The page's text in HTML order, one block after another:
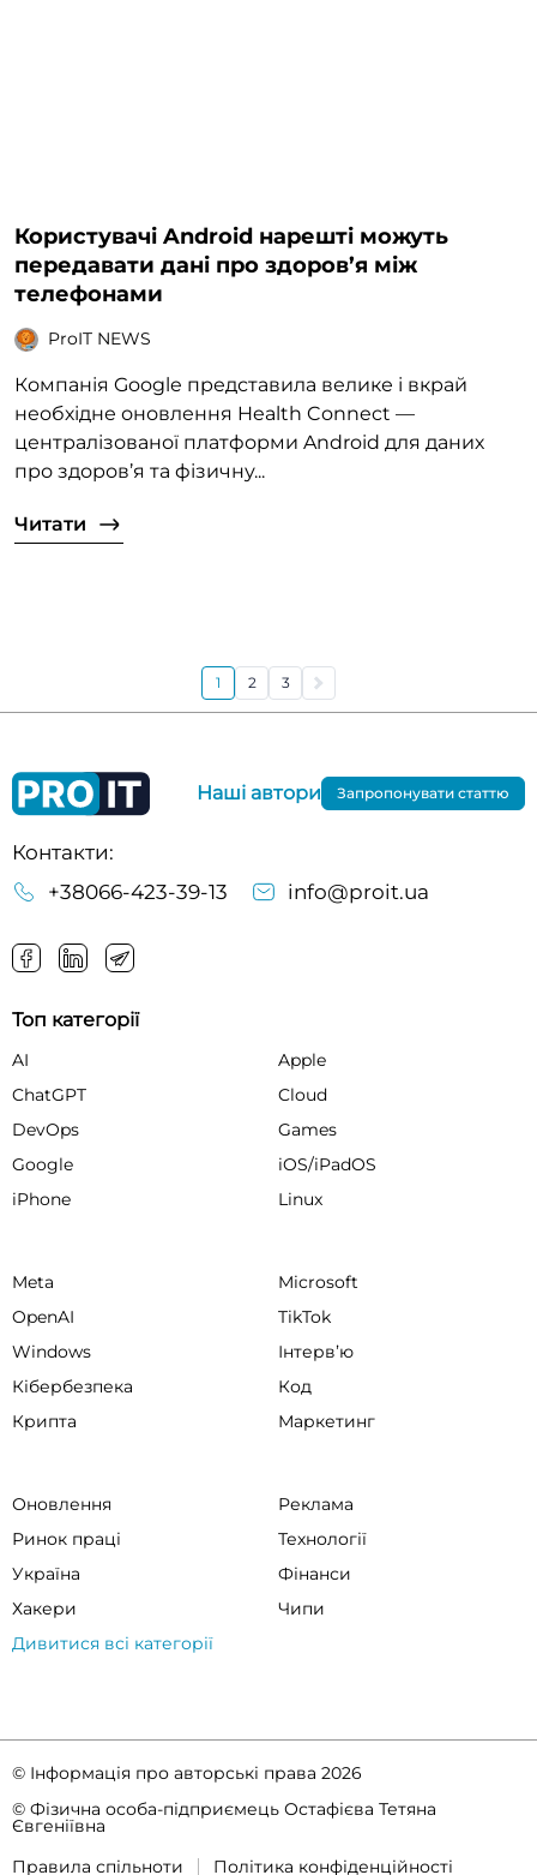
Користувачі Android нарешті можуть
передавати дані про здоров’я між
телефонами
ProIT NEWS
Компанія Google представила велике і вкрай
необхідне оновлення Health Connect —
централізованої платформи Android для даних
про здоров’я та фізичну...
Читати
1 2 3
Контакти:
+38066-423-39-13
info@proit.ua
Наші автори Запропонувати статтю
Топ категорії
AI
Apple
ChatGPT
Cloud
DevOps
Games
Google
iOS/iPadOS
iPhone
Linux
Meta
Microsoft
OpenAI
TikTok
Windows
Інтервʼю
Кібербезпека
Код
Крипта
Маркетинг
Оновлення
Реклама
Ринок праці
Технології
Україна
Фінанси
Хакери
Чипи
Дивитися всі категорії
© Інформація про авторські права 2026
© Фізична особа-підприємець Остафієва Тетяна
Євгеніївна
Правила спільноти
Політика конфіденційності